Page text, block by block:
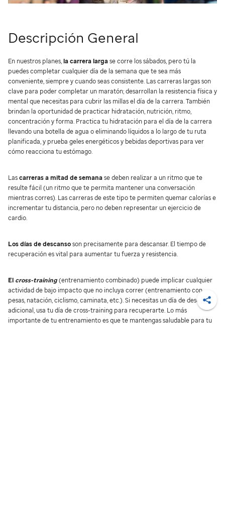
Descripción General
En nuestros planes, la carrera largase corre los sábados, pero tú la
puedes completar cualquier día de la semana que te sea más
conveniente, siempre y cuando seas consistente. Las carreras largas son
clave para poder completar un maratón; desarrollan la resistencia física y
mental que necesitas para cubrir las millas el día de la carrera. También
brindan la oportunidad de practicar hidratación, nutrición, ritmo,
concentración y forma. Practica tu hidratación para el día de la carrera
llevando una botella de agua o eliminando líquidos a lo largo de tu ruta
planificada, y prueba geles energéticos y bebidas deportivas para ver
cómo reacciona tu estómago.
Lascarreras a mitad de semanase deben realizar a un ritmo que te
resulte fácil (un ritmo que te permita mantener una conversación
mientras corres). Las carreras de este tipo te permiten quemar calorías e
incrementar tu distancia, pero no deben representar un ejercicio de
cardio.
Los días de descansoson precisamente para descansar. El tiempo de
recuperación es vital para aumentar tu fuerza y resistencia.
El cross-training(entrenamiento combinado) puede implicar cualquier
actividad de bajo impacto que no incluya correr (entrenamiento con
pesas, natación, ciclismo, caminata, etc.). Si necesitas un día de descanso
adicional, usa tu día de cross-training para recuperarte. Lo más
importante de tu entrenamiento es que te mantengas saludable para tu